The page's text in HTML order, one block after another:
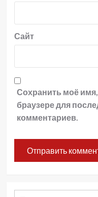
Сайт
Сохранить моё имя,
браузере для
комментариев.